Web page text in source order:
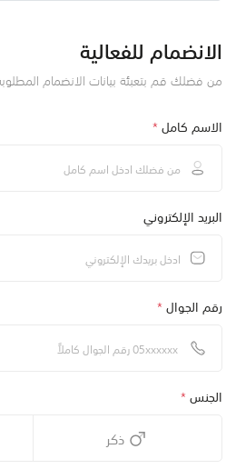
الانضمام للفعالية
من فضلك قم بتعبئة بيانات الانضمام
الاسم كامل*
البريد الإلكتروني
رقم الجوال*
الجنس*
ذكر